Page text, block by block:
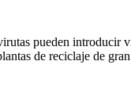
pueden introducir
de reciclaje de